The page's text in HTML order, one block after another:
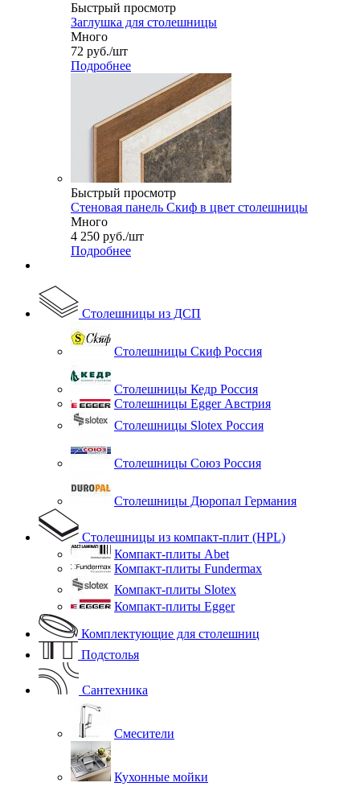
Быстрый просмотр
Заглушка для столешницы
Много
72 руб./шт
Подробнее
Быстрый просмотр
Стеновая панель Скиф в цвет столешницы
Много
4 250 руб./шт
Подробнее
Столешницы из ДСП
Столешницы Скиф Россия
Столешницы Кедр Россия
Столешницы Egger Австрия
Столешницы Slotex Россия
Столешницы Союз Россия
Столешницы Дюропал Германия
Столешницы из компакт-плит (HPL)
Компакт-плиты Abet
Компакт-плиты Fundermax
Компакт-плиты Slotex
Компакт-плиты Egger
Комплектующие для столешниц
Подстолья
Сантехника
Смесители
Кухонные мойки